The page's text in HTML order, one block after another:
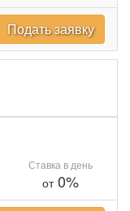
Подать заявку
Ставка в день
от0%